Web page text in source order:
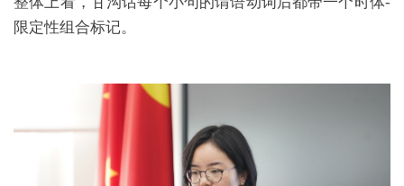
限定性组合标记。